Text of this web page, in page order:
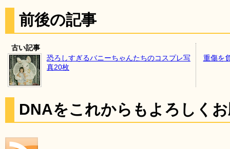
前後の記事
古い記事
恐ろしすぎるバニーちゃんたちのコスプレ写
真20枚
重傷を
DNAをこれからもよろしく